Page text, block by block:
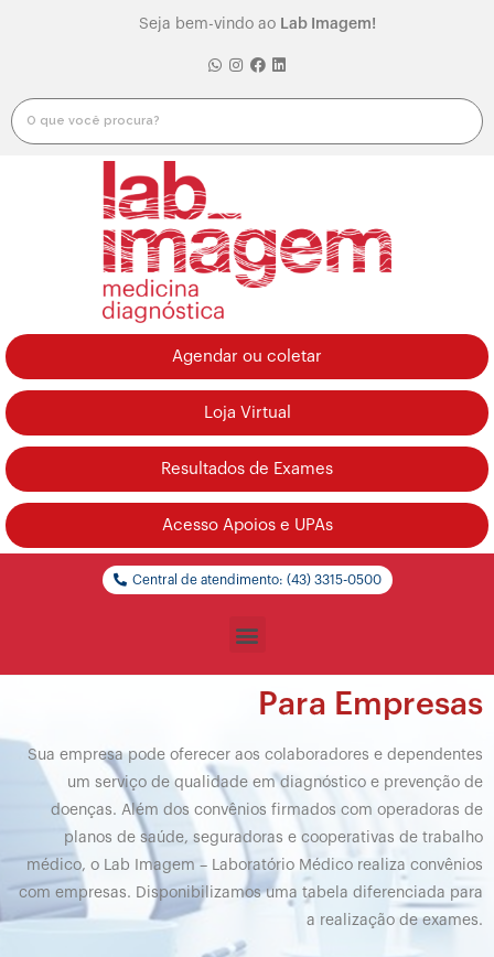
Seja bem-vindo ao Lab Imagem!
Agendar ou coletar
Loja Virtual
Resultados de Exames
Acesso Apoios e UPAs
Central de atendimento: (43) 3315-0500
Para Empresas
Sua empresa pode oferecer aos colaboradores e dependentes
um serviço de qualidade em diagnóstico e prevenção de
doenças. Além dos convênios firmados com operadoras de
planos de saúde, seguradoras e cooperativas de trabalho
médico, o Lab Imagem – Laboratório Médico realiza convênios
com empresas. Disponibilizamos uma tabela diferenciada para
a realização de exames.